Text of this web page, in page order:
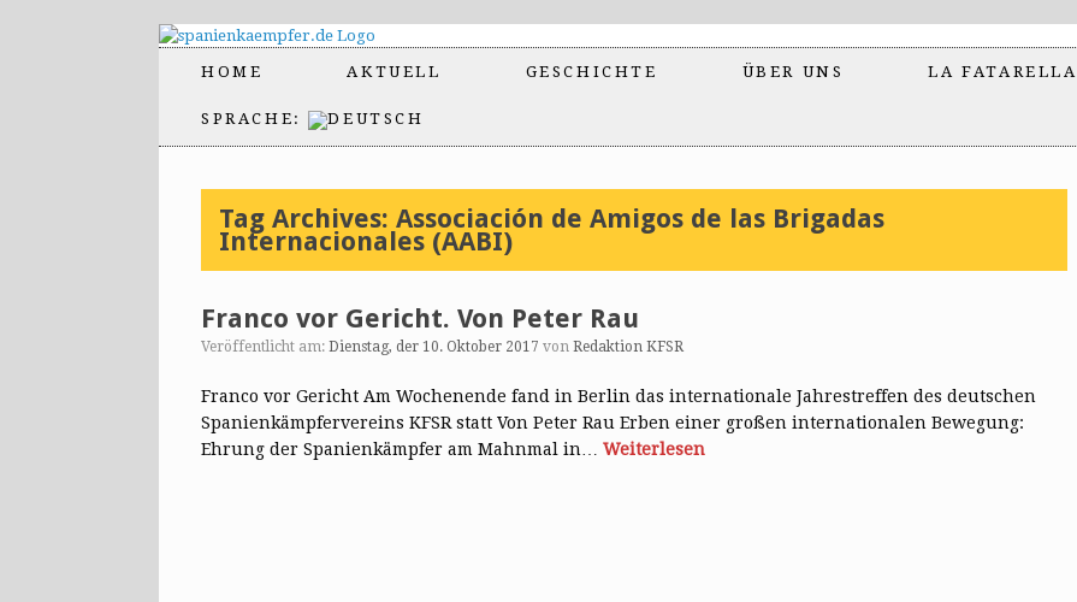
HOME AKTUELL GESCHICHTE ÜBER UNS LA FATARELLA
SPRACHE:
Tag Archives: Associación de Amigos de las Brigadas
Internacionales (AABI)
Franco vor Gericht. Von Peter Rau
Veröffentlicht am: Dienstag, der 10. Oktober 2017 von Redaktion KFSR
Franco vor Gericht Am Wochenende fand in Berlin das internationale Jahrestreffen des deutschen
Spanienkämpfervereins KFSR statt Von Peter Rau Erben einer großen internationalen Bewegung:
Ehrung der Spanienkämpfer am Mahnmal in… Weiterlesen